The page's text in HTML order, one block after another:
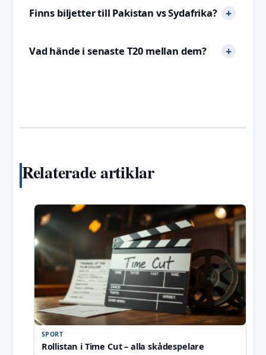
Finns biljetter till Pakistan vs Sydafrika?
Vad hände i senaste T20 mellan dem?
Relaterade artiklar
SPORT
Rollistan i Time Cut – alla skådespelare